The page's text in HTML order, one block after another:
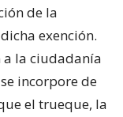
de la
exención.
a la ciudadanía
incorpore de
el trueque, la